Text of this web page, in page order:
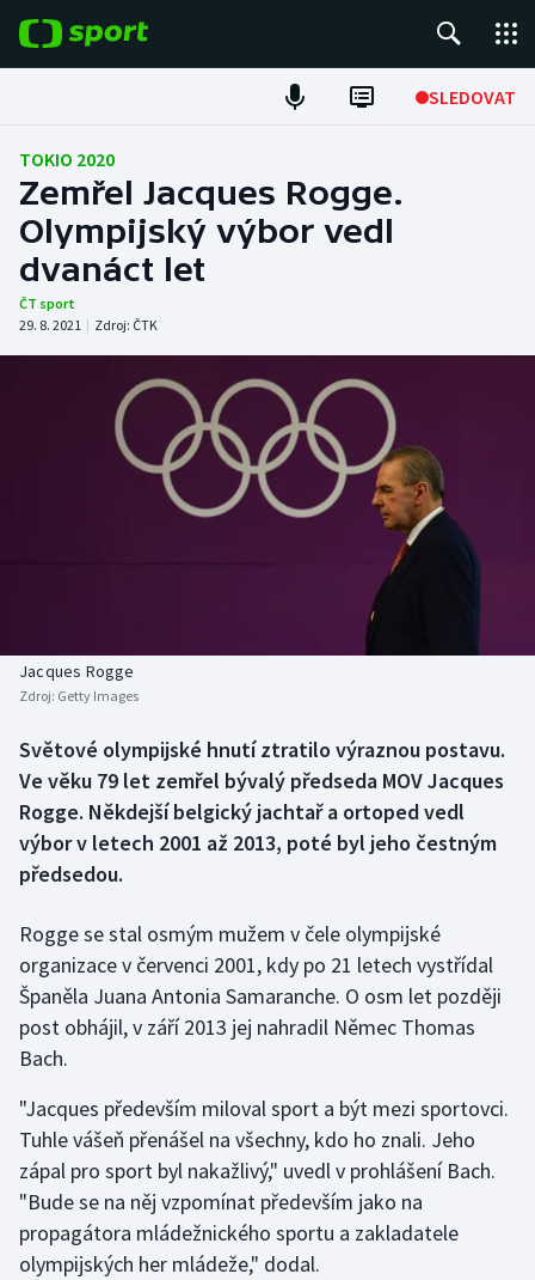
SLEDOVAT
Fotbal
Hokej
Tenis
Atletika
DALŠÍ SPORTY
Americký fotbal
Biatlon
Box
Curling
Florbal
Golf
Gymnastika
Házená
Jezdectví
NEPŘEHLÉDNĚTE
Aplikace ČT sport
TOKIO 2020
Zemřel Jacques Rogge.
Olympijský výbor vedl
dvanáct let
ČT sport
29. 8. 2021 | Zdroj: ČTK
Jacques Rogge
Zdroj: Getty Images
Světové olympijské hnutí ztratilo výraznou postavu.
Ve věku 79 let zemřel bývalý předseda MOV Jacques
Rogge. Někdejší belgický jachtař a ortoped vedl
výbor v letech 2001 až 2013, poté byl jeho čestným
předsedou.
Rogge se stal osmým mužem v čele olympijské
organizace v červenci 2001, kdy po 21 letech vystřídal
Španěla Juana Antonia Samaranche. O osm let později
post obhájil, v září 2013 jej nahradil Němec Thomas
Bach.
"Jacques především miloval sport a být mezi sportovci.
Tuhle vášeň přenášel na všechny, kdo ho znali. Jeho
zápal pro sport byl nakažlivý," uvedl v prohlášení Bach.
"Bude se na něj vzpomínat především jako na
propagátora mládežnického sportu a zakladatele
olympijských her mládeže," dodal.